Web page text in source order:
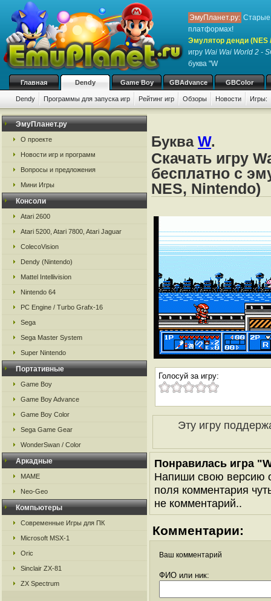
ЭмуПланет.ру: Старые
платформах!
Эмулятор денди (NES
игру Wai Wai World 2 -
буква "W
Главная Dendy Game Boy GBAdvance GBColor
Dendy Программы для запуска игр Рейтинг игр Обзоры Новости Игры:
ЭмуПланет.ру
О проекте
Новости игр и программ
Вопросы и предложения
Мини Игры
Консоли
Atari 2600
Atari 5200, Atari 7800, Atari Jaguar
ColecoVision
Dendy (Nintendo)
Mattel Intellivision
Nintendo 64
PC Engine / Turbo Grafx-16
Sega
Sega Master System
Super Nintendo
Портативные
Game Boy
Game Boy Advance
Game Boy Color
Sega Game Gear
WonderSwan / Color
Аркадные
MAME
Neo-Geo
Компьютеры
Современные Игры для ПК
Microsoft MSX-1
Oric
Sinclair ZX-81
ZX Spectrum
Буква W.
Скачать игру
бесплатно с
NES, Nintendo)
Голосуй за игру:
Эту игру
Понравилась игра
Напиши свою версию
поля комментария
не комментарий..
Комментарии:
Ваш комментарий
ФИО или ник: